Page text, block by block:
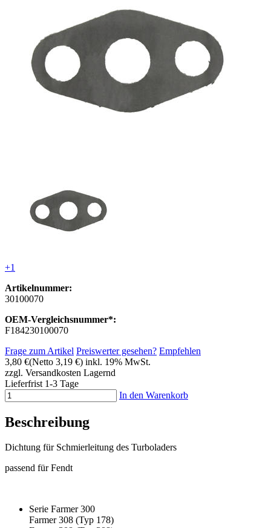
+1
Artikelnummer:
30100070
OEM-Vergleichsnummer*:
F184230100070
Frage zum Artikel Preiswerter gesehen? Empfehlen
3,80 €(Netto 3,19 €) inkl. 19% MwSt.
zzgl. Versandkosten Lagernd
Lieferfrist 1-3 Tage
In den Warenkorb
Beschreibung
Dichtung für Schmierleitung des Turboladers
passend für Fendt
Serie Farmer 300
Farmer 308 (Typ 178)